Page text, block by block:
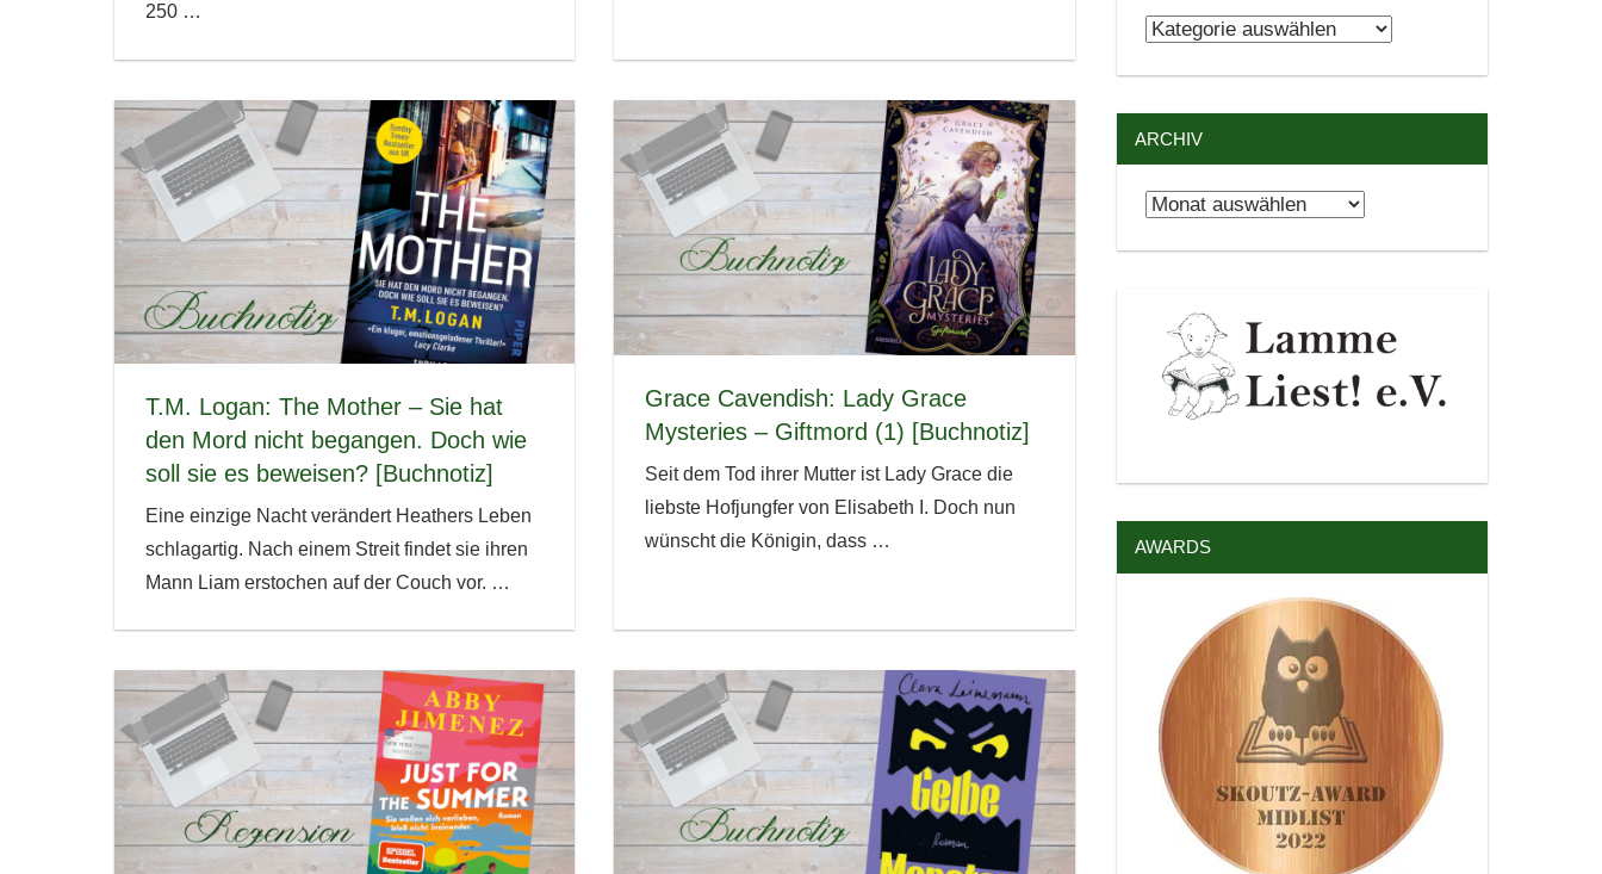
250 …
T.M. Logan: The Mother – Sie hat
den Mord nicht begangen. Doch wie
soll sie es beweisen? [Buchnotiz]
Eine einzige Nacht verändert Heathers Leben
schlagartig. Nach einem Streit findet sie ihren
Mann Liam erstochen auf der Couch vor. …
Grace Cavendish: Lady Grace
Mysteries – Giftmord (1) [Buchnotiz]
Seit dem Tod ihrer Mutter ist Lady Grace die
liebste Hofjungfer von Elisabeth I. Doch nun
wünscht die Königin, dass …
Kategorien
ARCHIV
Archiv
AWARDS